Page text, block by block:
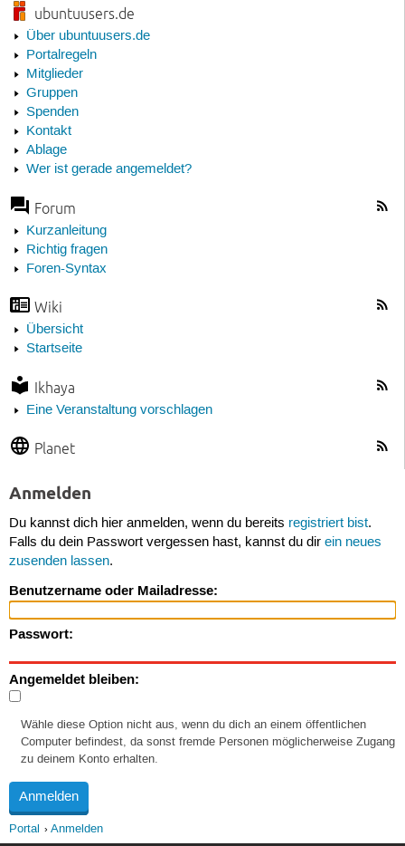
ubuntuusers.de
Über ubuntuusers.de
Portalregeln
Mitglieder
Gruppen
Spenden
Kontakt
Ablage
Wer ist gerade angemeldet?
Forum
Kurzanleitung
Richtig fragen
Foren-Syntax
Wiki
Übersicht
Startseite
Ikhaya
Eine Veranstaltung vorschlagen
Planet
Anmelden
Du kannst dich hier anmelden, wenn du bereits registriert bist.
Falls du dein Passwort vergessen hast, kannst du dir ein neues
zusenden lassen.
Benutzername oder Mailadresse:
Passwort:
Angemeldet bleiben:
Wähle diese Option nicht aus, wenn du dich an einem öffentlichen
Computer befindest, da sonst fremde Personen möglicherweise Zugang
zu deinem Konto erhalten.
Portal Anmelden